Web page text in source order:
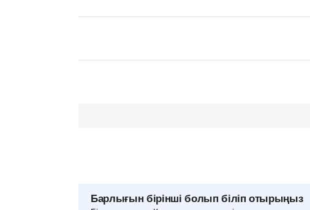
Барлығын бірінші болып біліп отырыңыз